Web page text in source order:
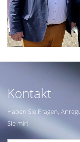
Kontakt
Haben Sie Fragen,
Sie mir!